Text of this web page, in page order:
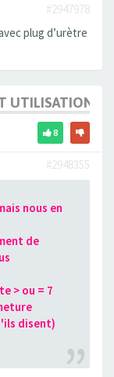
#2947978
plug d’urètre
UTILISATION,
8
#2948355
nous en
de
> ou = 7
disent)